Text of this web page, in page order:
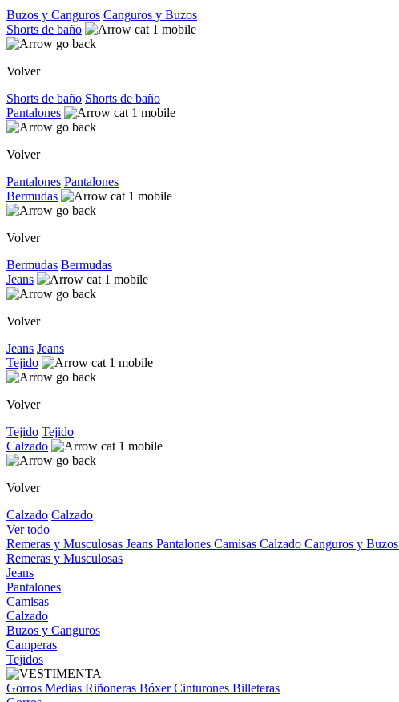
Buzos y Canguros Canguros y Buzos
Shorts de baño
Volver
Shorts de baño Shorts de baño
Pantalones
Volver
Pantalones Pantalones
Bermudas
Volver
Bermudas Bermudas
Jeans
Volver
Jeans Jeans
Tejido
Volver
Tejido Tejido
Calzado
Volver
Calzado Calzado
Ver todo
Remeras y Musculosas Jeans Pantalones Camisas Calzado Canguros y Buzos
Remeras y Musculosas
Jeans
Pantalones
Camisas
Calzado
Buzos y Canguros
Camperas
Tejidos
Gorros Medias Riñoneras BóxerCinturones Billeteras